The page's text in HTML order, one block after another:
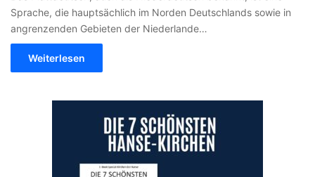
Sprache, die hauptsächlich im Norden Deutschlands sowie in
angrenzenden Gebieten der Niederlande…
Weiterlesen